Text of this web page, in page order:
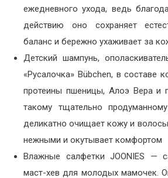
ежедневного ухода, ведь
действию оно сохраняет
баланс и бережно ухаживает за
Детский шампунь,
«Русалочка» Bübchen, в составе
протеины пшеницы, Алоэ Вера и
такому тщательно
деликатно очищает кожу и
нежными и окутывает комфортом
Влажные салфетки JOONIES —
маст-хев для молодых мамочек.